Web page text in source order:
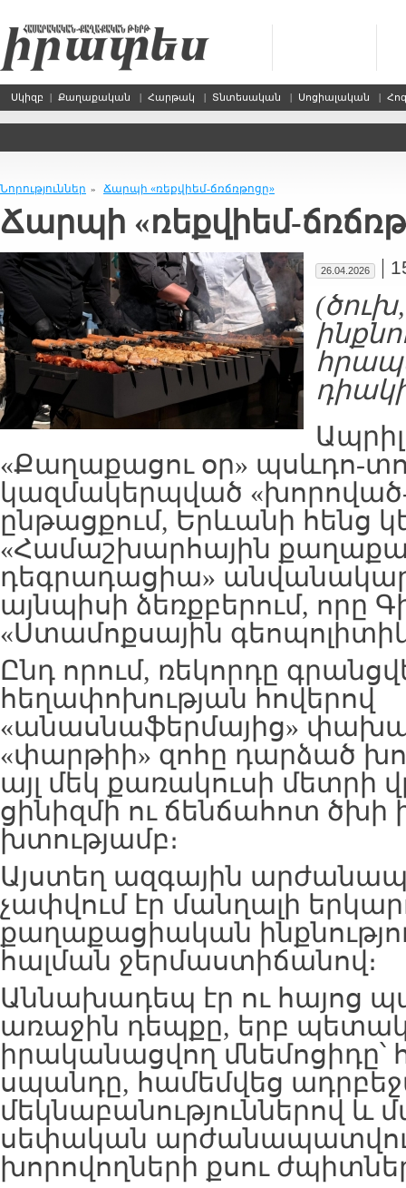
Սկիզբ | Քաղաքական | Հարթակ | Տնտեսական | Սոցիալական |
Նորություններ » Ճարպի «ռեքվիեմ-ճռճռթոցը»
Ճարպի «ռեքվիեմ-
26.04.2026 |
«Քաղաքացու օր» պսևդո-
կազմակերպված
ընթացքում, Երևանի հենց
«Համաշխարհային
դեգրադացիա»
այնպիսի ձեռքբերում, որը
«Ստամոքսային
Ընդ որում, ռեկորդը
հեղափոխության հովերով
«անասնաֆերմայից»
«փարթիի» զոհը դարձած
այլ մեկ քառակուսի մետրի
ցինիզմի ու ճենճահոտ ծխի
խտությամբ։
Այստեղ ազգային
չափվում էր մանղալի
քաղաքացիական
հալման ջերմաստիճանով։
Աննախադեպ էր ու հայոց
առաջին դեպքը, երբ
իրականացվող մնեմոցիդը՝
սպանդը, համեմվեց
մեկնաբանություններով և
սեփական
խորովողների քսու